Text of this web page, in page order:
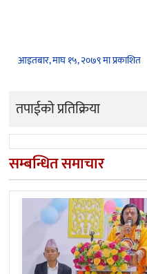
आइतबार, माघ १५, २०७९ मा प्रकाशित
तपाईको प्रतिक्रिया
सम्बन्धित समाचार